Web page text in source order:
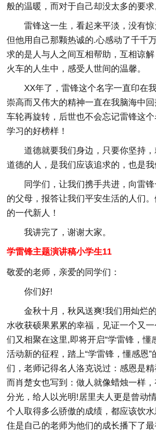
般的温暖，而对于自己却没太多的要求
雷锋这一生，看起来平淡，没有惊
但他用自己那颗热诚的.心感动了千千
求的是人与人之间互相帮助，互相谅
火车的人生中，感受人世间的温馨。
XX年了，雷锋这个名字一直印在我
崇高而又伟大的精神一直在我脑海中
车轮再旋转，后世也不会忘记雷锋这
学习的好榜样！
道德就要我们身边，只要你坚持，
道德的人，是我们应该追求的，也是我
同学们，让我们携手共进，向雷锋
的父母，报答让我们平安生活的人们
的一代新人！
我讲完了，谢谢大家。
学雷锋主题演讲稿小学生11
敬爱的老师，亲爱的同学们：
你们好!
金秋十月，秋风送爽!我们用灿烂
水收获硕果累累的幸福，见证一个又
们又相聚在这里,即将开启“学雷锋，懂
活动新的征程，踏上“学雷锋，懂感恩”
们，老师记得名人洛克说过：感恩是
而肖楚女也写到：做人就像蜡烛一样
分光，给人以光明!居里夫人更是曾动
个人取得多么骄傲的成绩，都应该饮
住是自己的老师为他们的成长播下了最